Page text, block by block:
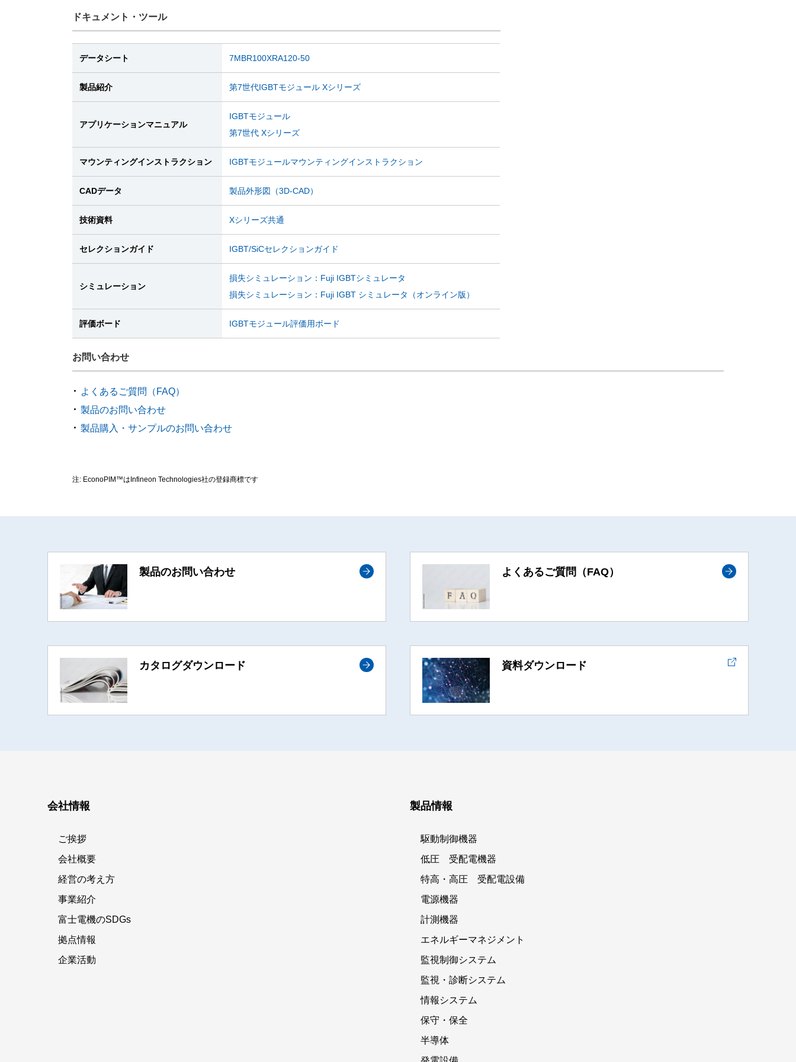
ドキュメント・ツール
データシート 7MBR100XRA120-50
製品紹介 第7世代IGBTモジュール Xシリーズ
アプリケーションマニュアル
IGBTモジュール
第7世代 Xシリーズ
マウンティングインストラクション IGBTモジュールマウンティングインストラクション
CADデータ 製品外形図（3D-CAD）
技術資料 Xシリーズ共通
セレクションガイド IGBT/SiCセレクションガイド
シミュレーション
損失シミュレーション：Fuji IGBTシミュレータ
損失シミュレーション：Fuji IGBT シミュレータ（オンライン版）
評価ボード IGBTモジュール評価用ボード
お問い合わせ
よくあるご質問（FAQ）
製品のお問い合わせ
製品購入・サンプルのお問い合わせ
注: EconoPIM™はInfineon Technologies社の登録商標です
製品のお問い合わせ よくあるご質問（FAQ）
カタログダウンロード 資料ダウンロード
会社情報
ご挨拶
会社概要
経営の考え方
事業紹介
富士電機のSDGs
拠点情報
企業活動
製品情報
駆動制御機器
低圧 受配電機器
特高・高圧 受配電設備
電源機器
計測機器
エネルギーマネジメント
監視制御システム
監視・診断システム
情報システム
保守・保全
半導体